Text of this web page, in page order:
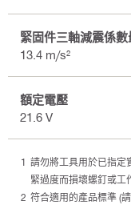
緊固件三軸減震係數
13.4 m/s²
額定電壓
21.6 V
請勿將工具用於已指定
緊過度而損壞螺釘或工
符合適用的產品標準 (